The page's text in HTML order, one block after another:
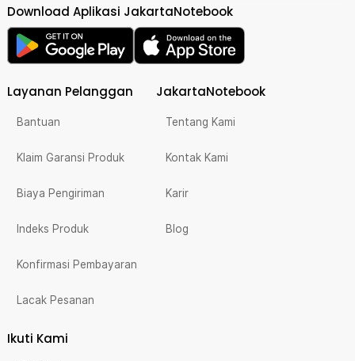
Download Aplikasi JakartaNotebook
Layanan Pelanggan
Bantuan
Klaim Garansi Produk
Biaya Pengiriman
Indeks Produk
Konfirmasi Pembayaran
Lacak Pesanan
JakartaNotebook
Tentang Kami
Kontak Kami
Karir
Blog
Ikuti Kami